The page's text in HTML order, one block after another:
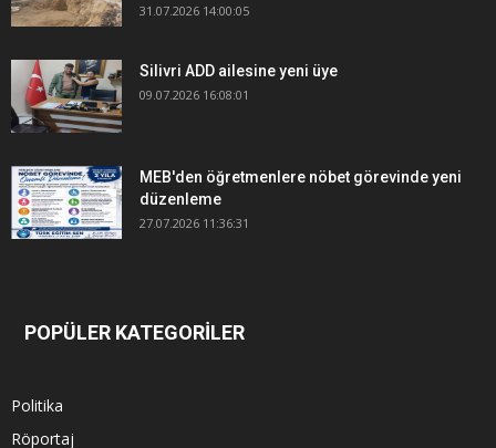
31.07.2026 14:00:05
Silivri ADD ailesine yeni üye
09.07.2026 16:08:01
MEB'den öğretmenlere nöbet görevinde yeni
düzenleme
27.07.2026 11:36:31
POPÜLER KATEGORİLER
Politika
Röportaj